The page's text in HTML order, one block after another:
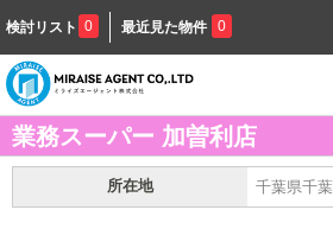
検討リスト 0 最近見た物件 0
業務スーパー 加曽利店
所在地 千葉県千